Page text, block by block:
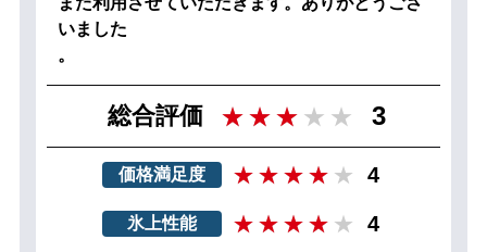
いました
。
総合評価 3
価格満足度 4
氷上性能 4